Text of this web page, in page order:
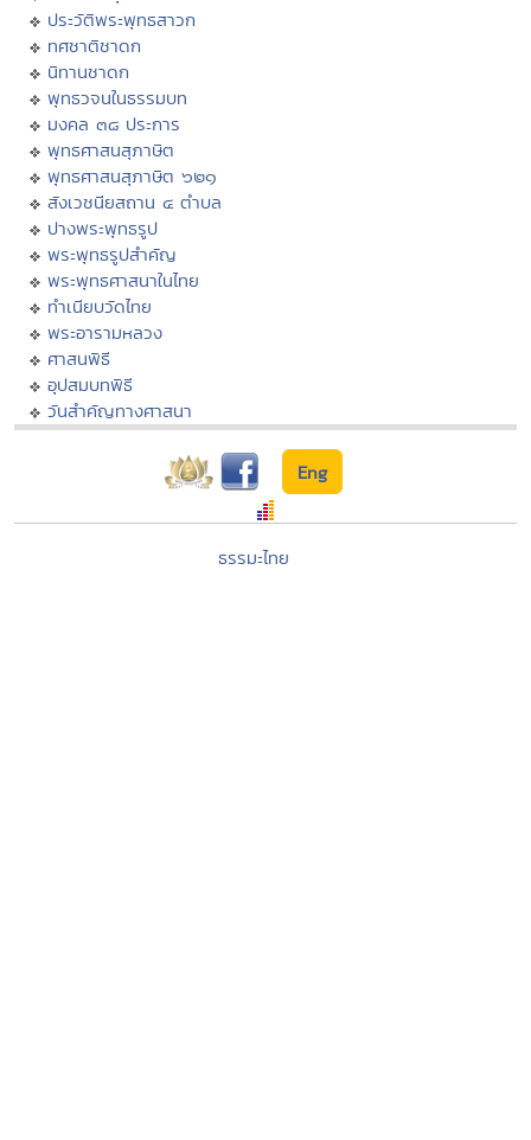
ประวัติพระพุทธสาวก
ทศชาติชาดก
นิทานชาดก
พุทธวจนในธรรมบท
มงคล ๓๘ ประการ
พุทธศาสนสุภาษิต
พุทธศาสนสุภาษิต ๖๒๑
สังเวชนียสถาน ๔ ตำบล
ปางพระพุทธรูป
พระพุทธรูปสำคัญ
พระพุทธศาสนาในไทย
ทำเนียบวัดไทย
พระอารามหลวง
ศาสนพิธี
อุปสมบทพิธี
วันสำคัญทางศาสนา
Eng
ธรรมะไทย